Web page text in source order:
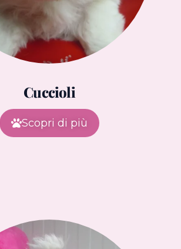
Cuccioli
Scopri di più